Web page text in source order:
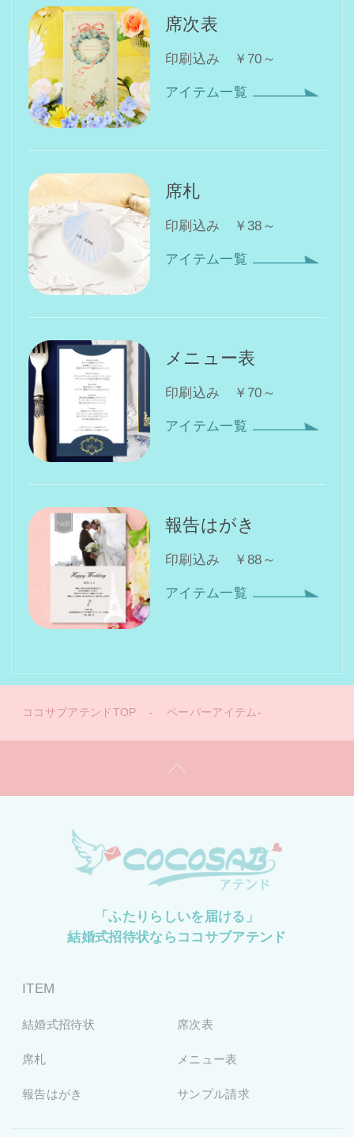
ココサブアテンドTOP - ペーパーアイテム-
席次表
印刷込み ￥70～
アイテム一覧
席札
印刷込み ￥38～
アイテム一覧
メニュー表
印刷込み ￥70～
アイテム一覧
報告はがき
印刷込み ￥88～
アイテム一覧
「ふたりらしいを届ける」
結婚式招待状ならココサブアテンド
ITEM
結婚式招待状 席次表
席札 メニュー表
報告はがき サンプル請求